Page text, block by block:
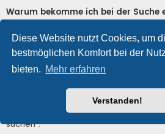
Diese Website nutzt Cookies, um
bestmöglichen Komfort bei der
bieten. Mehr erfahren
Verstanden!
Warum bekomme ich bei der Suche
Deine Suche lieferte zu viele
Webserver sie nicht verarbeiten.
und gib spezifischere Suchbegriffe
Suche auf verschiedene Unterforen.
Nach oben
Wie kann ich nach Mitgliedern
Gehe zur Mitgliederliste und klicke auf
suchen“.